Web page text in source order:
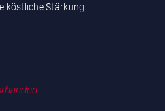
köstliche Stärkung.